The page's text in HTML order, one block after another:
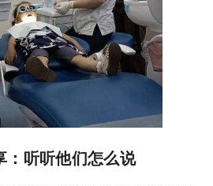
：听听他们怎么说